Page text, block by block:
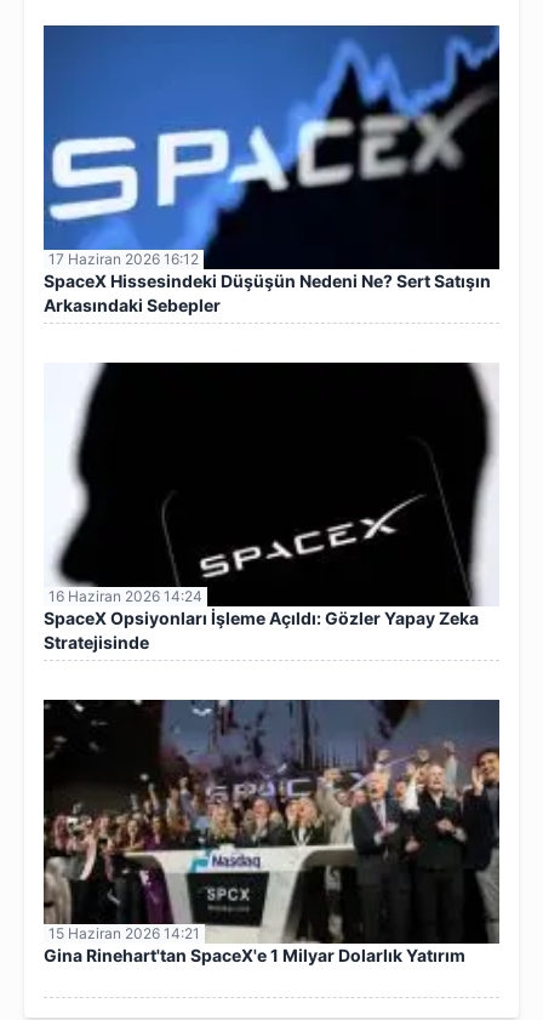
17 Haziran 2026 16:12
SpaceX Hissesindeki Düşüşün Nedeni Ne? Sert Satışın
Arkasındaki Sebepler
16 Haziran 2026 14:24
SpaceX Opsiyonları İşleme Açıldı: Gözler Yapay Zeka
Stratejisinde
15 Haziran 2026 14:21
Gina Rinehart'tan SpaceX'e 1 Milyar Dolarlık Yatırım